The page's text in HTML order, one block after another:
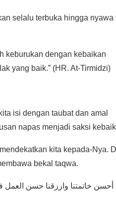
selalu terbuka hingga nyawa
yang baik.” (HR. At-Tirmidzi)
isi dengan taubat dan amal
napas menjadi saksi
kita kepada-Nya.
bekal taqwa.
أحسن خاتمتنا وارزقنا حسن العمل